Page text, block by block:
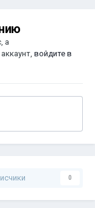
а
войдите в
0